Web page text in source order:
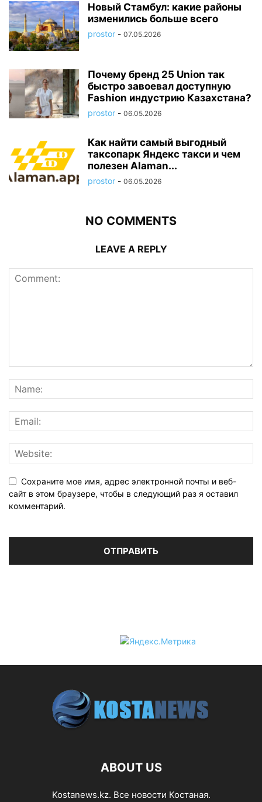
Новый Стамбул: какие районы
изменились больше всего
prostor - 07.05.2026
Почему бренд 25 Union так
быстро завоевал доступную
Fashion индустрию Казахстана?
prostor - 06.05.2026
Как найти самый выгодный
таксопарк Яндекс такси и чем
полезен Alaman...
prostor - 06.05.2026
NO COMMENTS
LEAVE A REPLY
Сохраните мое имя, адрес электронной почты и веб-
сайт в этом браузере, чтобы в следующий раз я оставил
комментарий.
ABOUT US
Kostanews.kz. Все новости Костаная.